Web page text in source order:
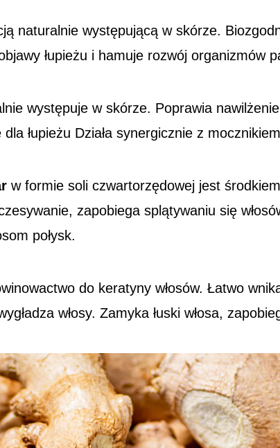
naturalnie występującą w skórze.
łupieżu i hamuje rozwój organizmów
występuje w skórze. Poprawia
łupieżu Działa synergicznie z
w formie soli czwartorzędowej jest
zapobiega splątywaniu się
połysk.
do keratyny włosów. Łatwo
włosy. Zamyka łuski włosa,